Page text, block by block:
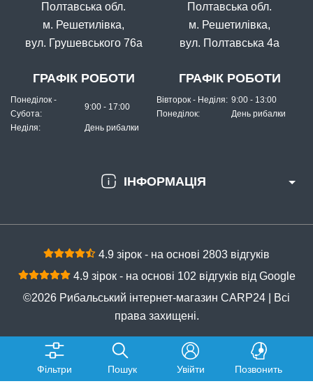
Фільтри Пошук Увійти Позвонить
ІНФОРМАЦІЯ
Полтавська обл.
м. Решетилівка,
вул. Грушевського 76а
ГРАФІК РОБОТИ
Понеділок -
Субота:
9:00 - 17:00
Неділя: День рибалки
Полтавська обл.
м. Решетилівка,
вул. Полтавська 4а
ГРАФІК РОБОТИ
Вівторок - Неділя: 9:00 - 13:00
Понеділок:
День рибалки
4.9 зірок - на основі 2803 відгуків
4.9 зірок - на основі 102 відгуків від Google
©2026 Рибальський інтернет-магазин CARP24 | Всі
права захищені.